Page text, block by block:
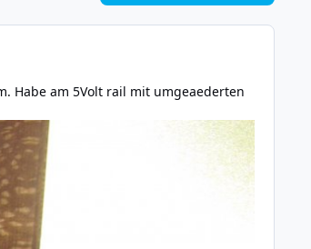
Habe am 5Volt rail mit umgeaederten